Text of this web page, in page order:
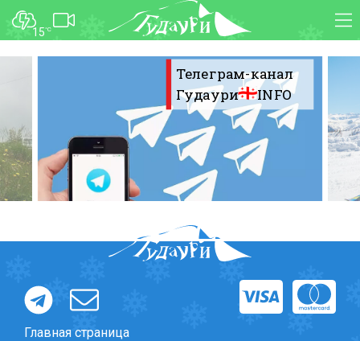
15°C
Телеграм-канал
Гудаури
INFO
Главная страница
ФОРУМ КАРТА
WEBCAM
ТРАНСФЕР
Схема трасс
Ски-пасс
Инструкторы
Прокат
Дети в Гудаури
Развлечения
Календарь событий
Телеграм-канал